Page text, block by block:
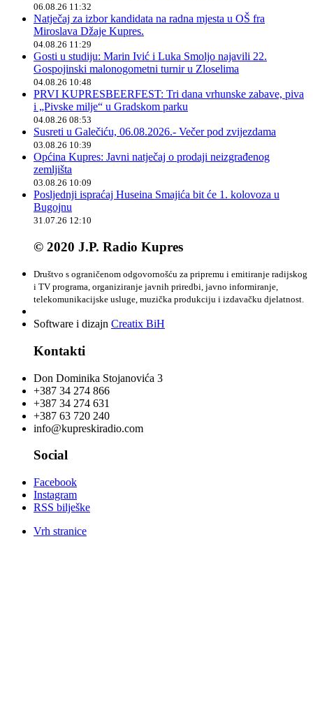
06.08.26 11:32
Natječaj za izbor kandidata na radna mjesta u OŠ fra
Miroslava Džaje Kupres.
04.08.26 11:29
Gosti u studiju: Marin Ivić i Luka Smoljo najavili 22.
Gospojinski malonogometni turnir u Zloselima
04.08.26 10:48
PRVI KUPRESBEERFEST: Tri dana vrhunske zabave, piva
i „Pivske milje“ u Gradskom parku
04.08.26 08:53
Susreti u Galečiću, 06.08.2026.- Večer pod zvijezdama
03.08.26 10:39
Općina Kupres: Javni natječaj o prodaji neizgrađenog
zemljišta
03.08.26 10:09
Posljednji ispraćaj Huseina Smajića bit će 1. kolovoza u
Bugojnu
31.07.26 12:10
© 2020 J.P. Radio Kupres
Društvo s ograničenom odgovornošću za pripremu i emitiranje radijskog
i TV programa, organiziranje javnih priredbi, javno informiranje,
telekomunikacijske usluge, muzička produkciju i izdavačku djelatnost.
Software i dizajn Creatix BiH
Kontakti
Don Dominika Stojanovića 3
+387 34 274 866
+387 34 274 631
+387 63 720 240
info@kupreskiradio.com
Social
Facebook
Instagram
RSS bilješke
Vrh stranice